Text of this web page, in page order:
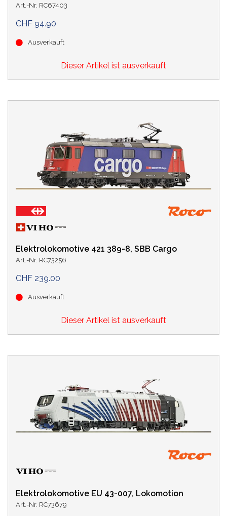
Art.-Nr. RC67403
CHF 94.90
Ausverkauft
Dieser Artikel ist ausverkauft
Elektrolokomotive 421 389-8, SBB Cargo
Art.-Nr. RC73256
CHF 239.00
Ausverkauft
Dieser Artikel ist ausverkauft
Elektrolokomotive EU 43-007, Lokomotion
Art.-Nr. RC73679